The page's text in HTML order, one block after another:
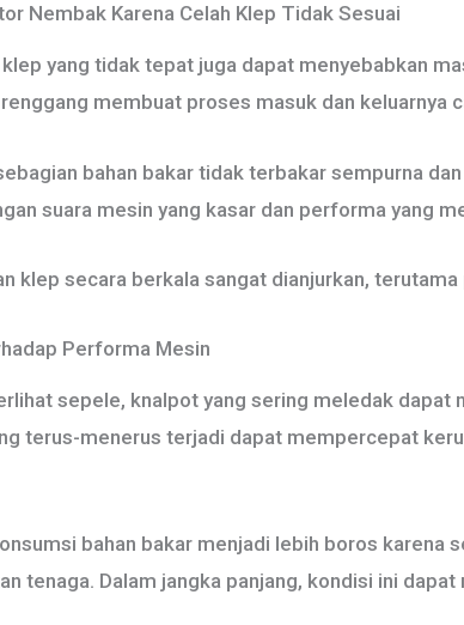
Nembak Karena Celah Klep Tidak Sesuai
yang tidak tepat juga dapat menyebabkan
membuat proses masuk dan keluarnya
bahan bakar tidak terbakar sempurna
suara mesin yang kasar dan performa yang
klep secara berkala sangat dianjurkan,
Performa Mesin
sepele, knalpot yang sering meledak
terus-menerus terjadi dapat mempercepat
bahan bakar menjadi lebih boros karena
tenaga. Dalam jangka panjang, kondisi ini